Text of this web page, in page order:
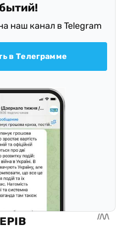
наш канал в Telegram
в Телеграмме